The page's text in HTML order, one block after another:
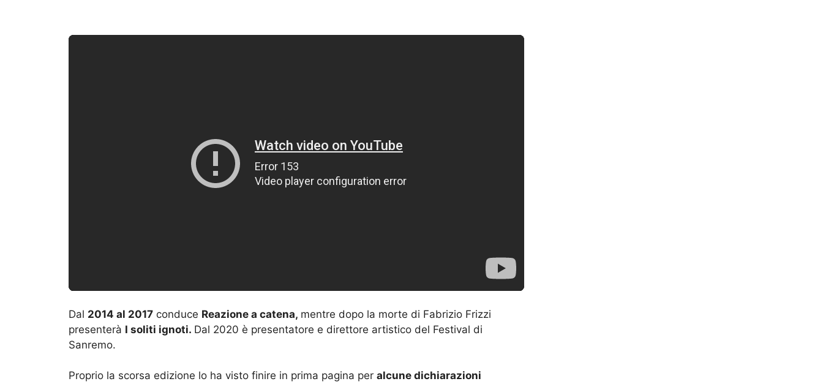
Dal 2014 al 2017 conduce Reazione a catena, mentre dopo la morte di Fabrizio Frizzi
presenterà I soliti ignoti. Dal 2020 è presentatore e direttore artistico del Festival di
Sanremo.
Proprio la scorsa edizione lo ha visto finire in prima pagina per alcune dichiarazioni